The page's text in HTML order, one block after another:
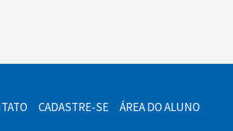
CADASTRE-SE ÁREA DO ALUNO